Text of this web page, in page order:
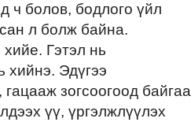
ч болов, бодлого үйл
л болж байна.
Гэтэл нь
хийнэ. Эдүгээ
зогсоогоод байгаа
үү, үргэлжлүүлэх